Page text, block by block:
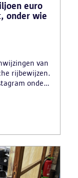
euro
onder wie
van
rijbewijzen.
onder
het
bij
die
vereiste